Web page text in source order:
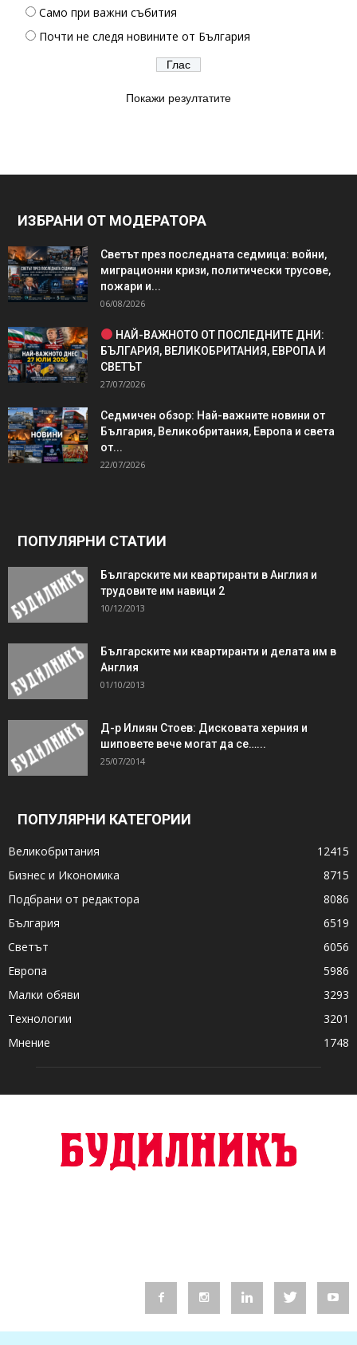
Само при важни събития
Почти не следя новините от България
Покажи резултатите
ИЗБРАНИ ОТ МОДЕРАТОРА
Светът през последната седмица: войни,
миграционни кризи, политически трусове,
пожари и...
06/08/2026
НАЙ-ВАЖНОТО ОТ ПОСЛЕДНИТЕ ДНИ:
БЪЛГАРИЯ, ВЕЛИКОБРИТАНИЯ, ЕВРОПА И
СВЕТЪТ
27/07/2026
Седмичен обзор: Най-важните новини от
България, Великобритания, Европа и света
от...
22/07/2026
ПОПУЛЯРНИ СТАТИИ
Българските ми квартиранти в Англия и
трудовите им навици 2
10/12/2013
Българските ми квартиранти и делата им в
Англия
01/10/2013
Д-р Илиян Стоев: Дисковата херния и
шиповете вече могат да се…...
25/07/2014
ПОПУЛЯРНИ КАТЕГОРИИ
Великобритания
12415
Бизнес и Икономика
8715
Подбрани от редактора
8086
България
6519
Светът
6056
Европа
5986
Малки обяви
3293
Технологии
3201
Мнение
1748